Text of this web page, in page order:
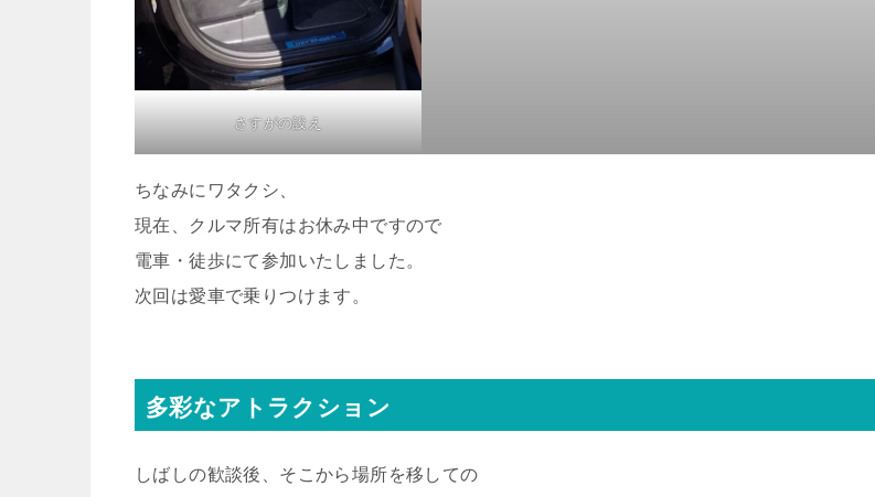
さすがの設え
ちなみにワタクシ、
現在、クルマ所有はお休み中ですので
電車・徒歩にて参加いたしました。
次回は愛車で乗りつけます。
多彩なアトラクション
しばしの歓談後、そこから場所を移しての